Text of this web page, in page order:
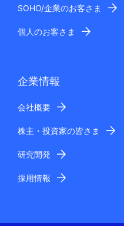
SOHO/企業のお客さま
個人のお客さま
企業情報
会社概要
株主・投資家の皆さま
研究開発
採用情報